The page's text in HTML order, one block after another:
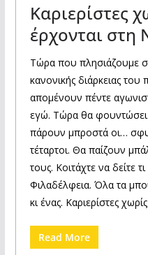
Καριερίστες
έρχονται στη
Τώρα που πλησιάζουμε
κανονικής διάρκειας
απομένουν πέντε
εγώ. Τώρα θα
πάρουν μπροστά οι…
τέταρτοι. Θα παίζουν
τους. Κοιτάχτε να δείτε
Φιλαδέλφεια. Όλα τα
κι ένας. Καριερίστες
Read More